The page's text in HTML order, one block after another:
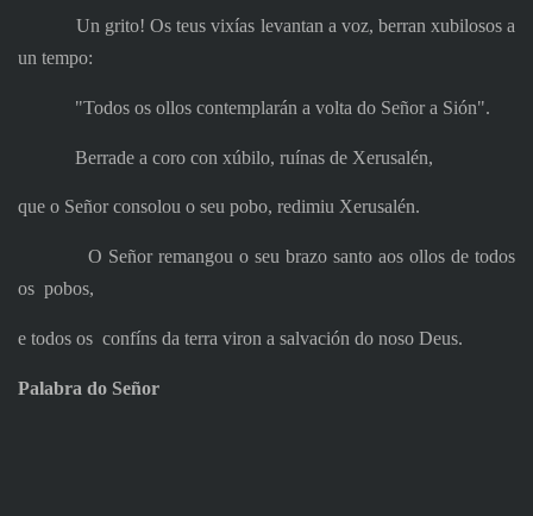
Un grito! Os teus vixías levantan a voz, berran xubilosos a
un tempo:
"Todos os ollos contemplarán a volta do Señor a Sión".
Berrade a coro con xúbilo, ruínas de Xerusalén,
que o Señor consolou o seu pobo, redimiu Xerusalén.
O Señor remangou o seu brazo santo aos ollos de todos
os pobos,
e todos os confíns da terra viron a salvación do noso Deus.
Palabra do Señor